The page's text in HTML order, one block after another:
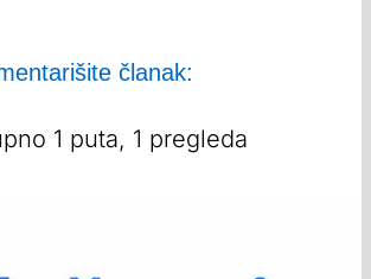
članak:
1 puta, 1 pregleda